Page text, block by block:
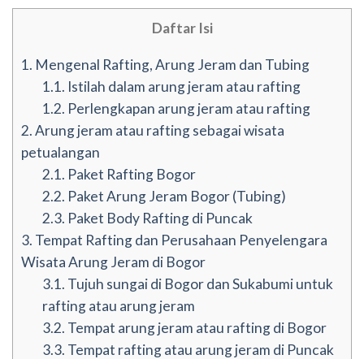
Daftar Isi
1. Mengenal Rafting, Arung Jeram dan Tubing
1.1. Istilah dalam arung jeram atau rafting
1.2. Perlengkapan arung jeram atau rafting
2.Arung jeram atau rafting sebagai wisata
petualangan
2.1. Paket Rafting Bogor
2.2. Paket Arung Jeram Bogor (Tubing)
2.3. Paket Body Rafting di Puncak
3. Tempat Rafting dan Perusahaan Penyelengara
Wisata Arung Jeram di Bogor
3.1. Tujuh sungai di Bogor dan Sukabumi untuk
rafting atau arung jeram
3.2. Tempat arung jeram atau rafting di Bogor
3.3. Tempat rafting atau arung jeram di Puncak